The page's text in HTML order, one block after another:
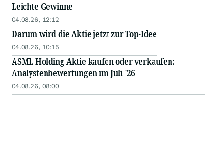
Leichte Gewinne
04.08.26, 12:12
Darum wird die Aktie jetzt zur Top-Idee
04.08.26, 10:15
ASML Holding Aktie kaufen oder verkaufen:
Analystenbewertungen im Juli `26
04.08.26, 08:00